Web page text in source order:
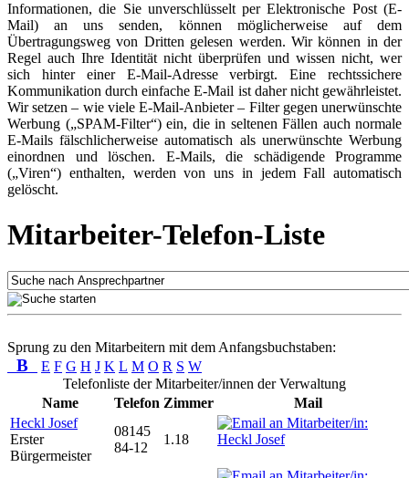
Informationen, die Sie unverschlüsselt per Elektronische Post (E-
Mail) an uns senden, können möglicherweise auf dem
Übertragungsweg von Dritten gelesen werden. Wir können in der
Regel auch Ihre Identität nicht überprüfen und wissen nicht, wer
sich hinter einer E-Mail-Adresse verbirgt. Eine rechtssichere
Kommunikation durch einfache E-Mail ist daher nicht gewährleistet.
Wir setzen – wie viele E-Mail-Anbieter – Filter gegen unerwünschte
Werbung („SPAM-Filter“) ein, die in seltenen Fällen auch normale
E-Mails fälschlicherweise automatisch als unerwünschte Werbung
einordnen und löschen. E-Mails, die schädigende Programme
(„Viren“) enthalten, werden von uns in jedem Fall automatisch
gelöscht.
Mitarbeiter-Telefon-Liste
Sprung zu den Mitarbeitern mit dem Anfangsbuchstaben:
B E F G H J K L M O R S W
Telefonliste der Mitarbeiter/innen der Verwaltung
Name
Telefon Zimmer
Mail
Heckl Josef
Erster
Bürgermeister
08145
84-12
1.18